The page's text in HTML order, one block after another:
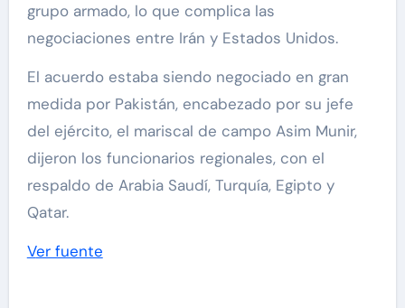
grupo armado, lo que complica las
negociaciones entre Irán y Estados Unidos.
El acuerdo estaba siendo negociado en gran
medida por Pakistán, encabezado por su jefe
del ejército, el mariscal de campo Asim Munir,
dijeron los funcionarios regionales, con el
respaldo de Arabia Saudí, Turquía, Egipto y
Qatar.
Ver fuente